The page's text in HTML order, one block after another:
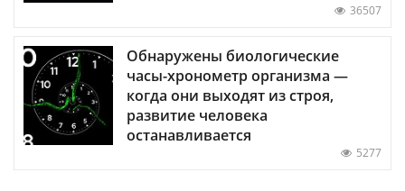
36507
Обнаружены биологические
часы-хронометр организма —
когда они выходят из строя,
развитие человека
останавливается
5277